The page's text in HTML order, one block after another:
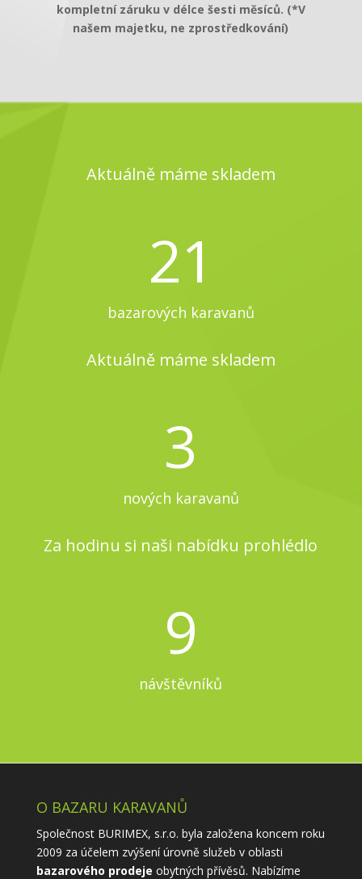
kompletní záruku v délce šesti měsíců. (*V
našem majetku, ne zprostředkování)
Aktuálně máme skladem
21
bazarových karavanů
Aktuálně máme skladem
3
nových karavanů
Za hodinu si naši nabídku prohlédlo
9
návštěvníků
O BAZARU KARAVANŮ
Společnost BURIMEX, s.r.o. byla založena koncem roku
2009 za účelem zvýšení úrovně služeb v oblasti
bazarového prodeje obytných přívěsů. Nabízíme